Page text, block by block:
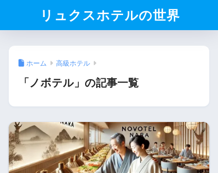
リュクスホテルの世界
ホーム 高級ホテル
「ノボテル」の記事一覧